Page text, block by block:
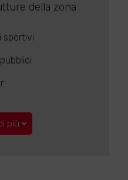
della zona
sportivi
più